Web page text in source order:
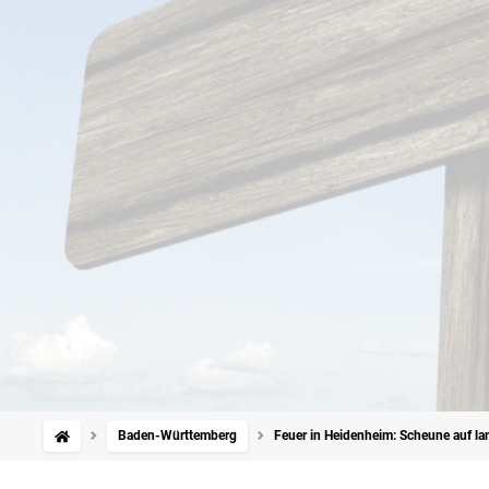
Baden-Württemberg Feuer in Heidenheim: Scheune auf